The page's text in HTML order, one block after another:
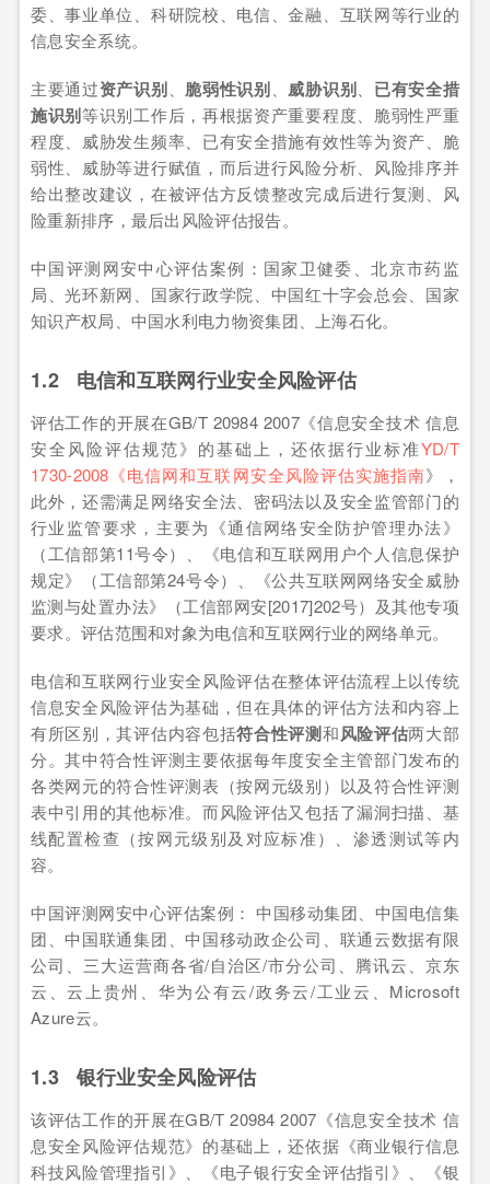
委、事业单位、科研院校、电信、金融、互联网等行业的
信息安全系统。
主要通过资产识别 脆弱性识别 威胁识别
已有安全措
施识别等识别工作后，再根据资产重要程度、脆弱性严重
程度、威胁发生频率、已有安全措施有效性等为资产、脆
弱性、威胁等进行赋值，而后进行风险分析、风险排序并
给出整改建议，在被评估方反馈整改完成后进行复测、风
险重新排序，最后出风险评估报告。
中国评测网安中心评估案例：国家卫健委、北京市药监
局、光环新网、国家行政学院、中国红十字会总会、国家
知识产权局、中国水利电力物资集团、上海石化。
1.2 电信和互联网行业安全风险评估
评估工作的开展在GB/T 20984 2007《信息安全技术 信息
安全风险评估规范》的基础上，还依据行业标准YD/T
1730-2008《电信网和互联网安全风险评估实施指南》，
此外，还需满足网络安全法、密码法以及安全监管部门的
行业监管要求，主要为《通信网络安全防护管理办法》
（工信部第11号令）、《电信和互联网用户个人信息保护
规定》（工信部第24号令）、《公共互联网网络安全威胁
监测与处置办法》（工信部网安[2017]202号）及其他专项
要求。评估范围和对象为电信和互联网行业的网络单元。
电信和互联网行业安全风险评估在整体评估流程上以传统
信息安全风险评估为基础，但在具体的评估方法和内容上
有所区别，其评估内容包括符合性评测和风险评估两大部
分。其中符合性评测主要依据每年度安全主管部门发布的
各类网元的符合性评测表（按网元级别）以及符合性评测
表中引用的其他标准。而风险评估又包括了漏洞扫描、基
线配置检查（按网元级别及对应标准）、渗透测试等内
容。
中国评测网安中心评估案例： 中国移动集团、中国电信集
团、中国联通集团、中国移动政企公司、联通云数据有限
公司、三大运营商各省/自治区/市分公司、腾讯云、京东
云、云上贵州、华为公有云/政务云/工业云、Microsoft
Azure云。
1.3 银行业安全风险评估
该评估工作的开展在GB/T 20984 2007《信息安全技术 信
息安全风险评估规范》的基础上，还依据《商业银行信息
科技风险管理指引》、《电子银行安全评估指引》、《银